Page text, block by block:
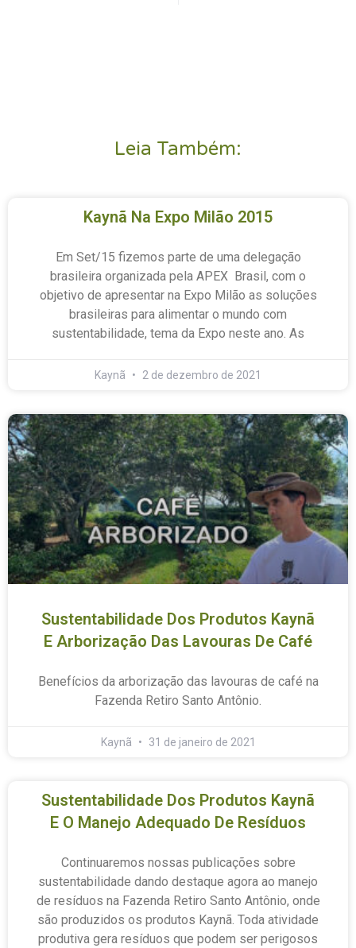
Leia Também:
Kaynã Na Expo Milão 2015
Em Set/15 fizemos parte de uma delegação
brasileira organizada pela APEX Brasil, com o
objetivo de apresentar na Expo Milão as soluções
brasileiras para alimentar o mundo com
sustentabilidade, tema da Expo neste ano. As
Kaynã 2 de dezembro de 2021
Sustentabilidade Dos Produtos Kaynã
E Arborização Das Lavouras De Café
Benefícios da arborização das lavouras de café na
Fazenda Retiro Santo Antônio.
Kaynã 31 de janeiro de 2021
Sustentabilidade Dos Produtos Kaynã
E O Manejo Adequado De Resíduos
Continuaremos nossas publicações sobre
sustentabilidade dando destaque agora ao manejo
de resíduos na Fazenda Retiro Santo Antônio, onde
são produzidos os produtos Kaynã. Toda atividade
produtiva gera resíduos que podem ser perigosos